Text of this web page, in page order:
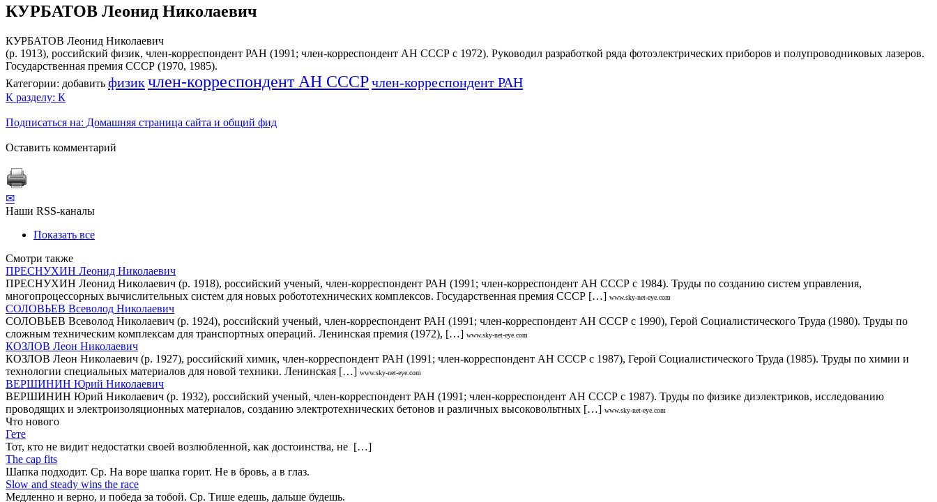
КУРБАТОВ Леонид Николаевич
КУРБАТОВ Леонид Николаевич
(р. 1913), российский физик, член-корреспондент РАН (1991; член-корреспондент АН СССР с 1972). Руководил разработкой ряда фотоэлектрических приборов и полупроводниковых лазеров.
Государственная премия СССР (1970, 1985).
Категории: добавить физикчлен-корреспондент АН СССРчлен-корреспондент РАН
К разделу: К
Подписаться на: Домашняя страница сайта и общий фид
Оставить комментарий
✉
Наши RSS-каналы
Показать все
Смотри также
ПРЕСНУХИН Леонид Николаевич
ПРЕСНУХИН Леонид Николаевич (р. 1918), российский ученый, член-корреспондент РАН (1991; член-корреспондент АН СССР с 1984). Труды по созданию систем управления,
многопроцессорных вычислительных систем для новых робототехнических комплексов. Государственная премия СССР […] www.sky-net-eye.com
СОЛОВЬЕВ Всеволод Николаевич
СОЛОВЬЕВ Всеволод Николаевич (р. 1924), российский ученый, член-корреспондент РАН (1991; член-корреспондент АН СССР с 1990), Герой Социалистического Труда (1980). Труды по
сложным техническим комплексам для транспортных операций. Ленинская премия (1972), […] www.sky-net-eye.com
КОЗЛОВ Леон Николаевич
КОЗЛОВ Леон Николаевич (р. 1927), российский химик, член-корреспондент РАН (1991; член-корреспондент АН СССР с 1987), Герой Социалистического Труда (1985). Труды по химии и
технологии специальных материалов для новой техники. Ленинская […] www.sky-net-eye.com
ВЕРШИНИН Юрий Николаевич
ВЕРШИНИН Юрий Николаевич (р. 1932), российский ученый, член-корреспондент РАН (1991; член-корреспондент АН СССР с 1987). Труды по физике диэлектриков, исследованию
проводящих и электроизоляционных материалов, созданию электротехнических бетонов и различных высоковольтных […] www.sky-net-eye.com
Что нового
Гете
Тот, кто не видит недостатки своей возлюбленной, как достоинства, не […]
The cap fits
Шапка подходит. Ср. На воре шапка горит. Не в бровь, а в глаз.
Slow and steady wins the race
Медленно и верно, и победа за тобой. Ср. Тише едешь, дальше будешь.